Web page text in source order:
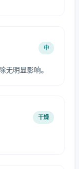
中
无明显影响。
干燥